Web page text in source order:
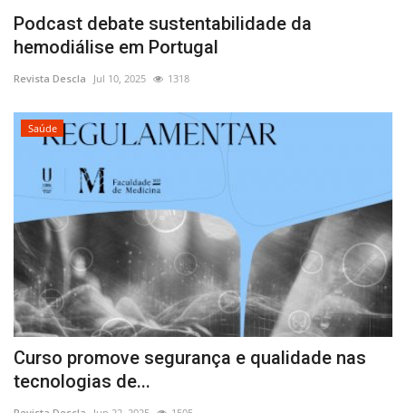
Podcast debate sustentabilidade da
hemodiálise em Portugal
Revista Descla Jul 10, 2025 1318
Saúde
Curso promove segurança e qualidade nas
tecnologias de...